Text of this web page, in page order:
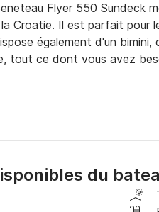
Flyer 550 Sundeck
Croatie. Il est parfait pour
également d'un
tout ce dont vous avez
"sauter d'îles en îles" et
grottes secrètes qui
vous pouvez me
du